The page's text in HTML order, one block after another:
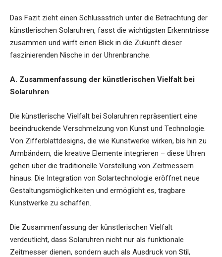
Das Fazit zieht einen Schlussstrich unter die Betrachtung der
künstlerischen Solaruhren, fasst die wichtigsten Erkenntnisse
zusammen und wirft einen Blick in die Zukunft dieser
faszinierenden Nische in der Uhrenbranche.
A. Zusammenfassung der künstlerischen Vielfalt bei
Solaruhren
Die künstlerische Vielfalt bei Solaruhren repräsentiert eine
beeindruckende Verschmelzung von Kunst und Technologie.
Von Zifferblattdesigns, die wie Kunstwerke wirken, bis hin zu
Armbändern, die kreative Elemente integrieren – diese Uhren
gehen über die traditionelle Vorstellung von Zeitmessern
hinaus. Die Integration von Solartechnologie eröffnet neue
Gestaltungsmöglichkeiten und ermöglicht es, tragbare
Kunstwerke zu schaffen.
Die Zusammenfassung der künstlerischen Vielfalt
verdeutlicht, dass Solaruhren nicht nur als funktionale
Zeitmesser dienen, sondern auch als Ausdruck von Stil,